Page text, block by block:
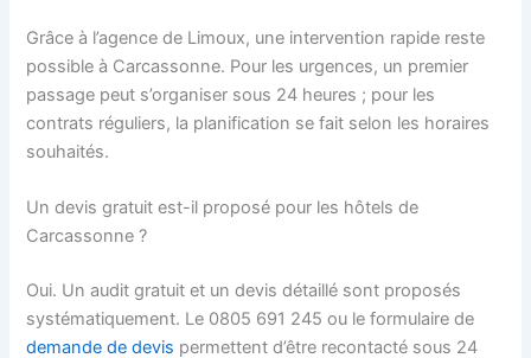
Grâce à l’agence de Limoux, une intervention rapide reste
possible à Carcassonne. Pour les urgences, un premier
passage peut s’organiser sous 24 heures ; pour les
contrats réguliers, la planification se fait selon les horaires
souhaités.
Un devis gratuit est-il proposé pour les hôtels de
Carcassonne ?
Oui. Un audit gratuit et un devis détaillé sont proposés
systématiquement. Le 0805 691 245 ou le formulaire de
demande de devis permettent d’être recontacté sous 24